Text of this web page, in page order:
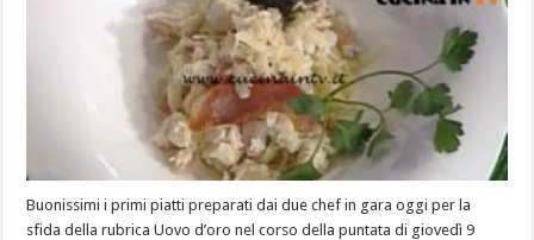
Buonissimi i primi piatti preparati dai due chef in gara oggi per la
sfida della rubrica Uovo d’oro nel corso della puntata di giovedì 9